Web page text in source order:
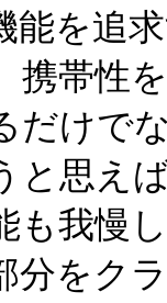
を追
携帯性
だけで
と思え
も我慢
分をク